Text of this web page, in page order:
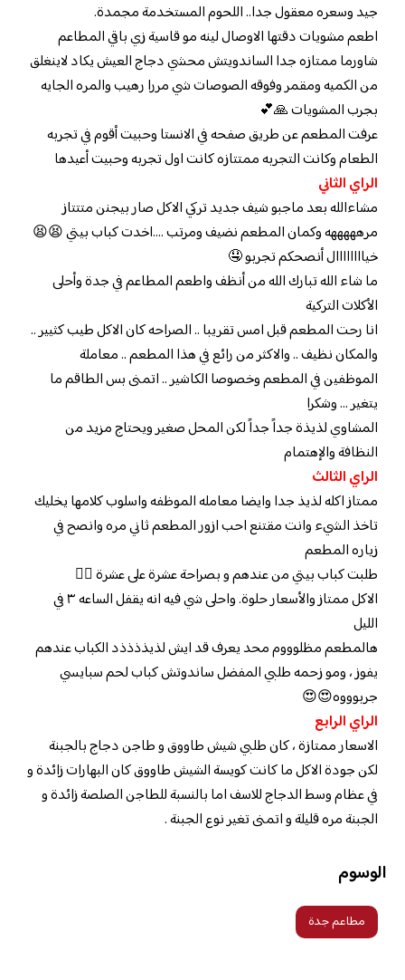
جيد وسعره معقول جدا.. اللحوم المستخدمة مجمدة.
اطعم مشويات دقتها الاوصال لينه مو قاسية زي باقي المطاعم
شاورما ممتازه جدا الساندويتش محشي دجاج العيش يكاد لاينغلق
من الكميه ومقمر وفوقه الصوصات شي مررا رهيب والمره الجايه
بجرب المشويات 🙏💕
عرفت المطعم عن طريق صفحه في الانستا وحبيت أقوم في تجربه
الطعام وكانت التجربه ممتتازه كانت اول تجربه وحبيت أعيدها
الراي الثاني
مشاءالله بعد ماجبو شيف جديد تركي الاكل صار بيجنن متتتاز
مرهههههه وكمان المطعم نضيف ومرتب ….اخدت كباب بيتي 😫😫
خياااااااال أنصحكم تجربو 🤤
‏ما شاء الله تبارك الله من أنظف واطعم المطاعم في جدة وأحلى
الأكلات التركية
انا رحت المطعم قبل امس تقريبا .. الصراحه كان الاكل طيب كثيير ..
والمكان نظيف .. والاكثر من رائع في هذا المطعم .. معاملة
الموظفين في المطعم وخصوصا الكاشير .. اتمنى بس الطاقم ما
يتغير … وشكرا
المشاوي لذيذة جداً جداً لكن المحل صغير ويحتاج مزيد من
النظافة والإهتمام
الراي الثالث
ممتاز اكله لذيذ جدا وايضا معامله الموظفه واسلوب كلامها يخليك
تاخذ الشيء وانت مقتنع احب ازور المطعم ثاني مره وانصح في
زياره المطعم
طلبت كباب بيتي من عندهم و بصراحة عشرة على عشرة 👍🏼
الاكل ممتاز والأسعار حلوة. واحلى شي فيه انه يقفل الساعه ٣ في
الليل
هالمطعم مظلوووم محد يعرف قد ايش لذيذذذذد الكباب عندهم
يفوز ، ومو زحمه طلبي المفضل ساندوتش كباب لحم سبايسي
جربوووه😍😍
الراي الرابع
الاسعار ممتازة ، كان طلبي شيش طاووق و طاجن دجاج بالجبنة
لكن جودة الاكل ما كانت كويسة الشيش طاووق كان البهارات زائدة و
في عظام وسط الدجاج للاسف اما بالنسبة للطاجن الصلصة زائدة و
الجبنة مره قليلة و اتمنى تغير نوع الجبنة .
الوسوم
مطاعم جدة